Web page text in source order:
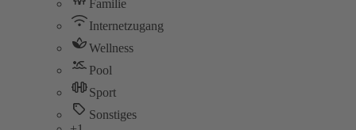
Familie
Internetzugang
Wellness
Pool
Sport
Sonstiges